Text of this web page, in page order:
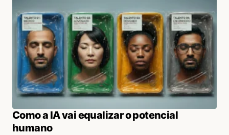
Como a IA vai equalizar o potencial
humano